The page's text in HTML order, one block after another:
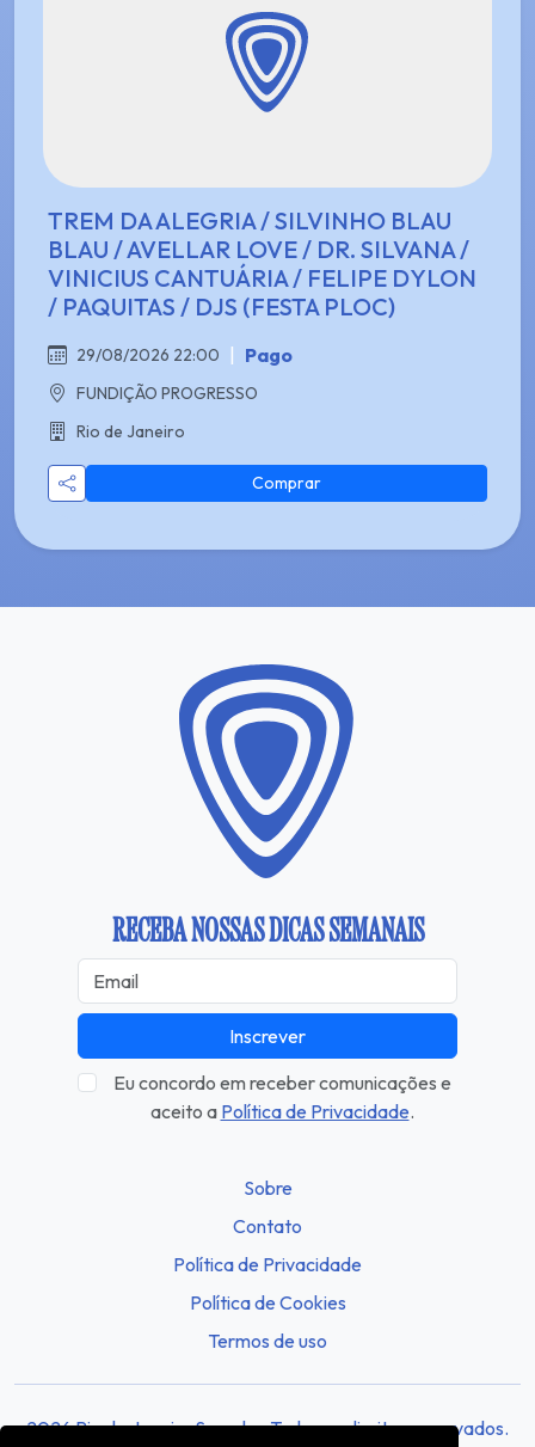
TREM DA ALEGRIA / SILVINHO BLAU
BLAU / AVELLAR LOVE / DR. SILVANA /
VINICIUS CANTUÁRIA / FELIPE DYLON
/ PAQUITAS / DJS (FESTA PLOC)
29/08/2026 22:00 Pago
FUNDIÇÃO PROGRESSO
Rio de Janeiro
Comprar
RECEBA NOSSAS DICAS SEMANAIS
Inscrever
Eu concordo em receber comunicações e
aceito a Política de Privacidade.
Sobre
Contato
Política de Privacidade
Política de Cookies
Termos de uso
2026 Rio de Janeiro Sounds - Todos os direitos reservados.